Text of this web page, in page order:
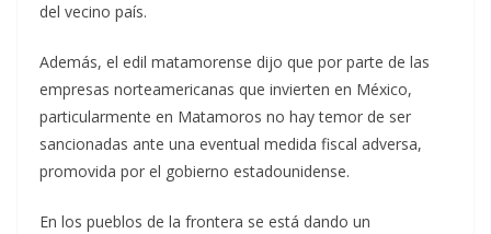
del vecino país.
Además, el edil matamorense dijo que por parte de las
empresas norteamericanas que invierten en México,
particularmente en Matamoros no hay temor de ser
sancionadas ante una eventual medida fiscal adversa,
promovida por el gobierno estadounidense.
En los pueblos de la frontera se está dando un